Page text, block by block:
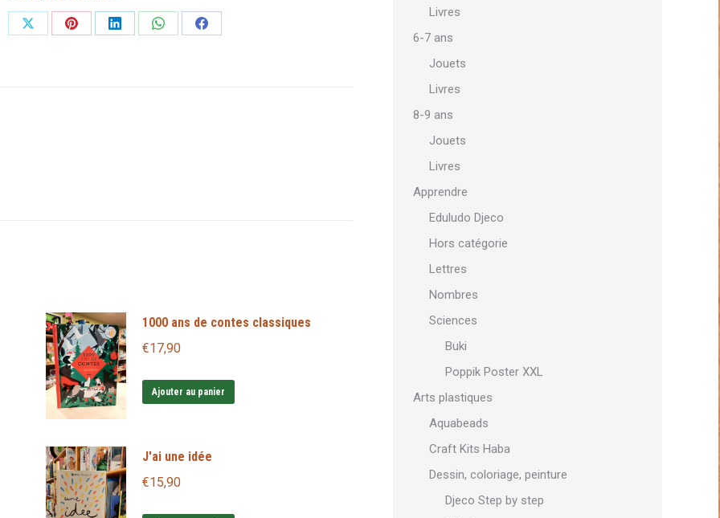
PartagerPartagerPartagerPartagerPartager
1000 ans de contes classiques
€17,90
Ajouter au panier
J'ai une idée
€15,90
Livres
6-7 ans
Jouets
Livres
8-9 ans
Jouets
Livres
Apprendre
Eduludo Djeco
Hors catégorie
Lettres
Nombres
Sciences
Buki
Poppik Poster XXL
Arts plastiques
Aquabeads
Craft Kits Haba
Dessin, coloriage, peinture
Djeco Step by step